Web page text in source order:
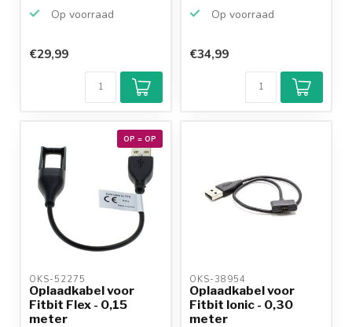
Op voorraad
€29,99
Op voorraad
€34,99
OP = OP
OKS-52275
Oplaadkabel voor
Fitbit Flex - 0,15
meter
OKS-38954
Oplaadkabel voor
Fitbit Ionic - 0,30
meter